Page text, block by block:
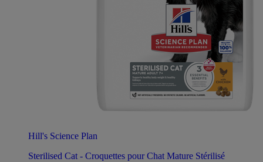
Hill's Science Plan
Sterilised Cat - Croquettes pour Chat Mature Stérilisé